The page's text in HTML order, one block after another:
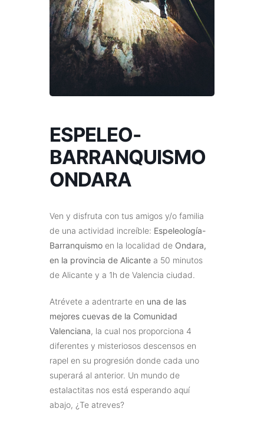
ESPELEO-
BARRANQUISMO
ONDARA
Ven y disfruta con tus amigos y/o familia
de una actividad increíble: Espeleología-
Barranquismo en la localidad de Ondara,
en la provincia de Alicante a 50 minutos
de Alicante y a 1h de Valencia ciudad.
Atrévete a adentrarte en una de las
mejores cuevas de la Comunidad
Valenciana, la cual nos proporciona 4
diferentes y misteriosos descensos en
rapel en su progresión donde cada uno
superará al anterior. Un mundo de
estalactitas nos está esperando aquí
abajo, ¿Te atreves?